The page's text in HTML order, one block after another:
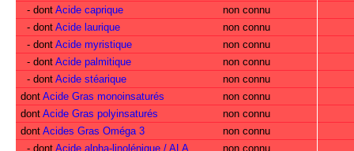
- dont Acide caprique
non connu
- dont Acide laurique
non connu
- dont Acide myristique
non connu
- dont Acide palmitique
non connu
- dont Acide stéarique
non connu
dont Acide Gras monoinsaturés
non connu
dont Acide Gras polyinsaturés
non connu
dont Acides Gras Oméga 3
non connu
- dont Acide alpha-linolénique / ALA non connu